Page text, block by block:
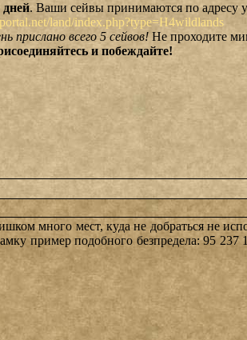
дней. Ваши сейвы принимаются по адресу
land/index.php?type=H4wildlands
прислано всего 5 сейвов!Не проходите
и побеждайте!
много мест, куда не добраться не
пример подобного безпредела: 95